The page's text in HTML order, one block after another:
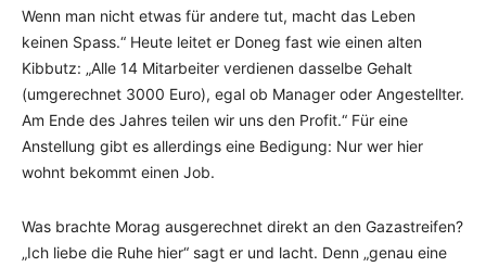
Wenn man nicht etwas für andere tut, macht das Leben
keinen Spass.“ Heute leitet er Doneg fast wie einen alten
Kibbutz: „Alle 14 Mitarbeiter verdienen dasselbe Gehalt
(umgerechnet 3000 Euro), egal ob Manager oder Angestellter.
Am Ende des Jahres teilen wir uns den Profit.“ Für eine
Anstellung gibt es allerdings eine Bedigung: Nur wer hier
wohnt bekommt einen Job.
Was brachte Morag ausgerechnet direkt an den Gazastreifen?
„Ich liebe die Ruhe hier“ sagt er und lacht. Denn „genau eine